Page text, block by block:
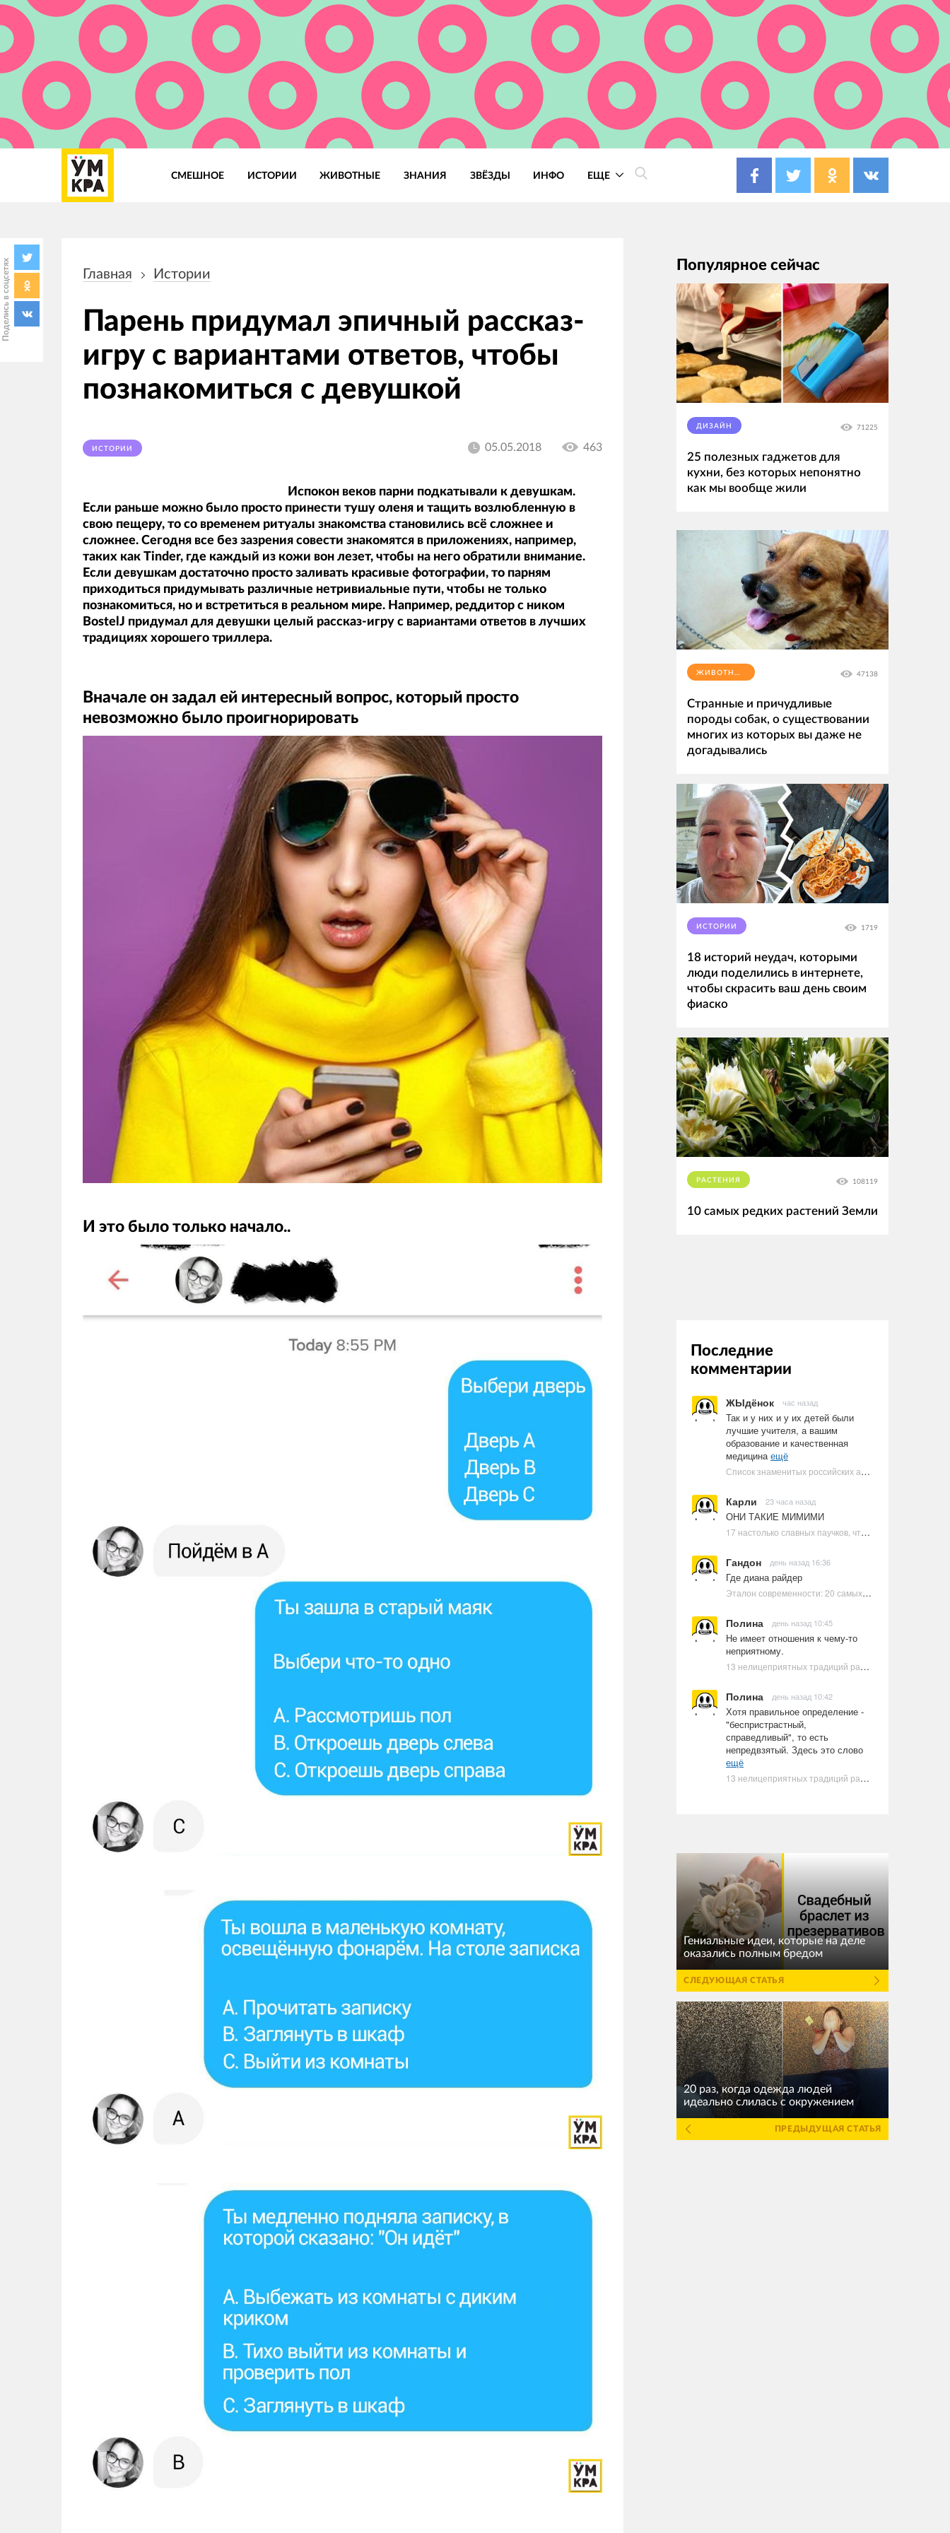
СМЕШНОЕ ИСТОРИИ ЖИВОТНЫЕ ЗНАНИЯ ЗВЁЗДЫ ИНФО ЕЩЕ
Поделись в соцсетях навигации
Главная Истории
Парень придумал эпичный рассказ-
игру с вариантами ответов, чтобы
познакомиться с девушкой
ИСТОРИИ 05.05.2018 463
Испокон веков парни подкатывали к девушкам.
Если раньше можно было просто принести тушу оленя и тащить возлюбленную в
свою пещеру, то со временем ритуалы знакомства становились всё сложнее и
сложнее. Сегодня все без зазрения совести знакомятся в приложениях, например,
таких как Tinder, где каждый из кожи вон лезет, чтобы на него обратили внимание.
Если девушкам достаточно просто заливать красивые фотографии, то парням
приходиться придумывать различные нетривиальные пути, чтобы не только
познакомиться, но и встретиться в реальном мире. Например, реддитор с ником
BostelJ придумал для девушки целый рассказ-игру с вариантами ответов в лучших
традициях хорошего триллера.
Вначале он задал ей интересный вопрос, который просто
невозможно было проигнорировать
И это было только начало..
Популярное сейчас
ДИЗАЙН 71225
25 полезных гаджетов для
кухни, без которых непонятно
как мы вообще жили
ЖИВОТНЫЕ 47138
Странные и причудливые
породы собак, о существовании
многих из которых вы даже не
догадывались
ИСТОРИИ 1719
18 историй неудач, которыми
люди поделились в интернете,
чтобы скрасить ваш день своим
фиаско
РАСТЕНИЯ 108119
10 самых редких растений Земли
Последние
комментарии
ЖЫдёнок час назад
Так и у них и у их детей были
лучшие учителя, а вашим
образование и качественная
медицинаещё
Список знаменитых российских артистов-евреев | Ультрамарин
Карли 23 часа назад
ОНИ ТАКИЕ МИМИМИ
17 настолько славных паучков, что даже у арахнофобов появится желание их погладить
Гандон день назад 16:36
Где диана райдер
Эталон современности: 20 самых красивых и привлекательных актрис Голливуда, по мнению Google | Ультрамарин
Полина день назад 10:45
Не имеет отношения к чему-то
неприятному.
13 нелицеприятных традиций разных стран, которые могут шокировать неподготовленного человека
Полина день назад 10:42
Хотя правильное определение -
"беспристрастный,
справедливый", то есть
непредвзятый. Здесь это слово
ещё
13 нелицеприятных традиций разных стран, которые могут шокировать неподготовленного человека
Гениальные идеи, которые на деле
оказались полным бредом
СЛЕДУЮЩАЯ СТАТЬЯ
20 раз, когда одежда людей
идеально слилась с окружением
ПРЕДЫДУЩАЯ СТАТЬЯ